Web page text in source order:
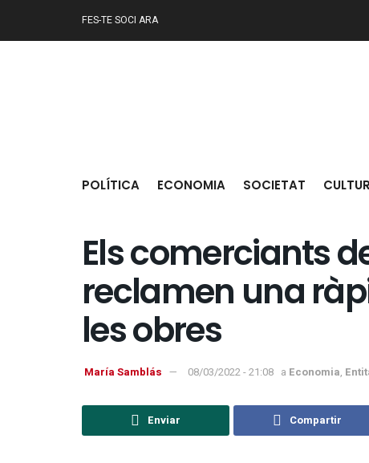
FES-TE SOCI ARA
POLÍTICA ECONOMIA SOCIETAT
Els comerciants
reclamen una
les obres
María Samblás 08/03/2022 - 21:08 a Economia,
Enviar Compartir